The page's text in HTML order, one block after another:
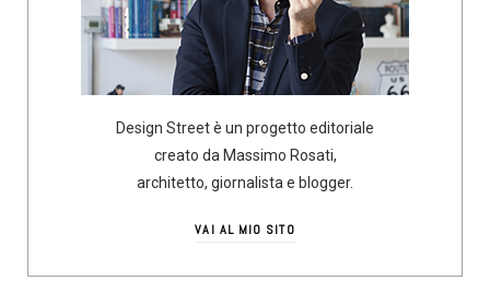
Design Street è un progetto editoriale
creato da Massimo Rosati,
architetto, giornalista e blogger.
VAI AL MIO SITO